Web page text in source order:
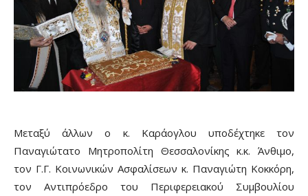
Μεταξύ άλλων ο κ. Καράογλου υποδέχτηκε τον
Παναγιώτατο Μητροπολίτη Θεσσαλονίκης κ.κ. Άνθιμο,
τον Γ.Γ. Κοινωνικών Ασφαλίσεων κ. Παναγιώτη Κοκκόρη,
τον Αντιπρόεδρο του Περιφερειακού Συμβουλίου